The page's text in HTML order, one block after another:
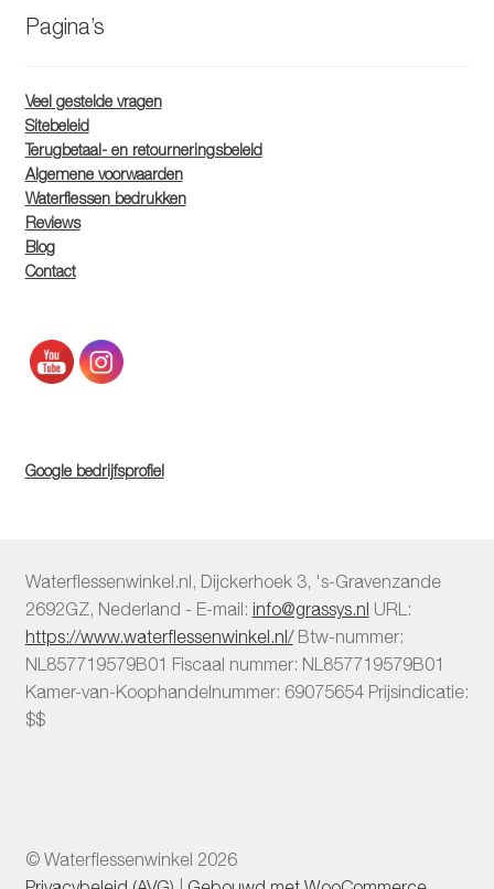
Pagina’s
Veel gestelde vragen
Sitebeleid
Terugbetaal- en retourneringsbeleid
Algemene voorwaarden
Waterflessen bedrukken
Reviews
Blog
Contact
Google bedrijfsprofiel
Waterflessenwinkel.nl , Dijckerhoek 3, 's-Gravenzande
2692GZ, Nederland - E-mail: info@grassys.nl URL:
https://www.waterflessenwinkel.nl/ Btw-nummer:
NL857719579B01 Fiscaal nummer: NL857719579B01
Kamer-van-Koophandelnummer: 69075654 Prijsindicatie:
$$
© Waterflessenwinkel 2026